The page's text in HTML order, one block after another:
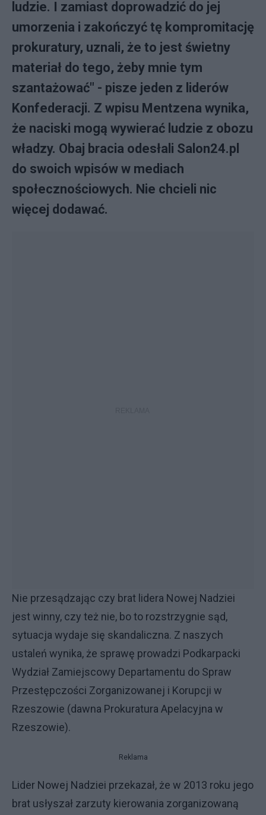
ludzie. I zamiast doprowadzić do jej
umorzenia i zakończyć tę kompromitację
prokuratury, uznali, że to jest świetny
materiał do tego, żeby mnie tym
szantażować" - pisze jeden z liderów
Konfederacji. Z wpisu Mentzena wynika,
że naciski mogą wywierać ludzie z obozu
władzy. Obaj bracia odesłali Salon24.pl
do swoich wpisów w mediach
społecznościowych. Nie chcieli nic
więcej dodawać.
Nie przesądzając czy brat lidera Nowej Nadziei
jest winny, czy też nie, bo to rozstrzygnie sąd,
sytuacja wydaje się skandaliczna. Z naszych
ustaleń wynika, że sprawę prowadzi Podkarpacki
Wydział Zamiejscowy Departamentu do Spraw
Przestępczości Zorganizowanej i Korupcji w
Rzeszowie (dawna Prokuratura Apelacyjna w
Rzeszowie).
Reklama
Lider Nowej Nadziei przekazał, że w 2013 roku jego
brat usłyszał zarzuty kierowania zorganizowaną